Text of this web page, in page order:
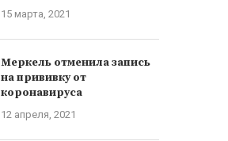
15 марта, 2021
Меркель отменила запись
на прививку от
коронавируса
12 апреля, 2021